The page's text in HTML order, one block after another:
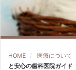
HOME 医療について
と安心の歯科医院ガイド